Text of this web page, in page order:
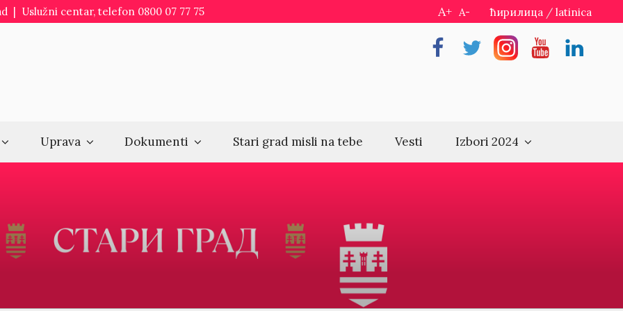
| Uslužni centar, telefon 0800 07 77 75 A+ A- ћирилица / latinica
FacebookTwitterInstragramYoutubeLinkedin
Uprava Dokumenti Stari grad misli na tebe Vesti Izbori 2024